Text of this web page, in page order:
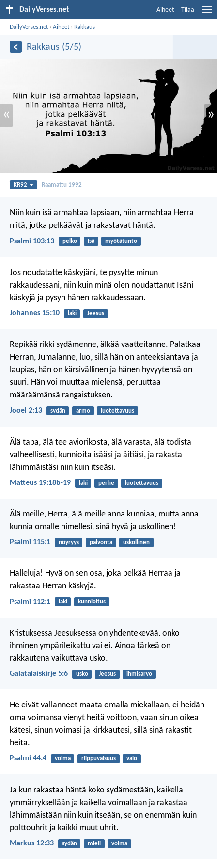
DailyVerses.net Aiheet Tilaa
DailyVerses.net ›Aiheet › Rakkaus
Rakkaus (5/5)
« »
KR92 Raamattu 1992
Niin kuin isä armahtaa lapsiaan, niin armahtaa Herra
niitä, jotka pelkäävät ja rakastavat häntä.
Psalmi 103:13 pelko Isä myötätunto
Jos noudatatte käskyjäni, te pysytte minun
rakkaudessani, niin kuin minä olen noudattanut Isäni
käskyjä ja pysyn hänen rakkaudessaan.
Johannes 15:10 laki Jeesus
Repikää rikki sydämenne, älkää vaatteitanne. Palatkaa
Herran, Jumalanne, luo, sillä hän on anteeksiantava ja
laupias, hän on kärsivällinen ja hänen hyvyytensä on
suuri. Hän voi muuttaa mielensä, peruuttaa
määräämänsä rangaistuksen.
Jooel 2:13 sydän armo luotettavuus
Älä tapa, älä tee aviorikosta, älä varasta, älä todista
valheellisesti, kunnioita isääsi ja äitiäsi, ja rakasta
lähimmäistäsi niin kuin itseäsi.
Matteus 19:18b-19 laki perhe luotettavuus
Älä meille, Herra, älä meille anna kunniaa, mutta anna
kunnia omalle nimellesi, sinä hyvä ja uskollinen!
Psalmi 115:1 nöyryys palvonta uskollinen
Halleluja! Hyvä on sen osa, joka pelkää Herraa ja
rakastaa Herran käskyjä.
Psalmi 112:1 laki kunnioitus
Kristuksessa Jeesuksessa on yhdentekevää, onko
ihminen ympärileikattu vai ei. Ainoa tärkeä on
rakkautena vaikuttava usko.
Galatalaiskirje 5:6 usko Jeesus ihmisarvo
He eivät vallanneet maata omalla miekallaan, ei heidän
oma voimansa vienyt heitä voittoon, vaan sinun oikea
kätesi, sinun voimasi ja kirkkautesi, sillä sinä rakastit
heitä.
Psalmi 44:4 voima riippuvaisuus valo
Ja kun rakastaa häntä koko sydämestään, kaikella
ymmärryksellään ja kaikella voimallaan ja rakastaa
lähimmäistään niin kuin itseään, se on enemmän kuin
polttouhrit ja kaikki muut uhrit.
Markus 12:33 sydän mieli voima